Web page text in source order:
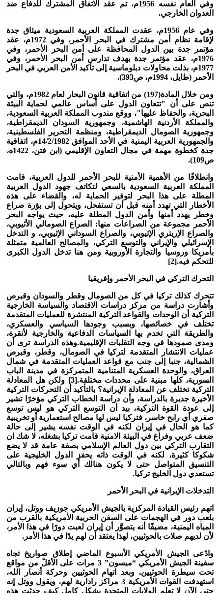
وفي
العام نفسه 1956م، تم عقد الاتفاق المشترك للدفاع ضد
العدوان الخارجي.
وفي عام 1956م، عقدت المملكة العربية السعودية ميثاق جدة
لإقامة نظام أمن مشترك في
البحر الأحمر
، وفي 1972م، عقد
مؤتمر جدة بين الدول المحافظة على أمن البحر الأحمر، وفي
1976م، عقد مؤتمر جدة بهدف تدارس أمن البحر الأحمر، وفي
1977م، بذلت محاولات دبلوماسية إلى تأكيد الأمن العربي في البحر
الأحمر (طايل، 1994م، ص393).
ومن خلال المادة(197) من اتفاقية قانون البحار لعام 1982م، والتي
تنص على أن "تتعاون الدول على أساس عالمي لحماية البيئة
البحرية، والحفاظ عليها"، ووقع مندوب المملكة العربية السعودية،
والمملكة الأردنية الهاشمية، وجمهورية السودان الديمقراطية،
وجمهورية الصومال الديمقراطية، ومنظمة التحرير الفلسطينية،
والجمهورية العربية اليمنية في الأحد الموافق 14/2/1982م، اتفاقية
جدة كخطوة مهمة في مجال التعاون الإقليمي (ابن فتن، 1422ه،
ص109).
وانطلاقًا من الأهمية الأمنية للبحر الأحمر للدول العربية، قامت
المملكة العربية السعودية بالسعي لتكاتف جهود الدول العربية
المطلة على هذا البحر لتوفير الحماية له، والقضاء على هذه
الأخطار التي تهدد أمنه قبل أن تستفحل، ويتحول إلى بؤرة صراع
وخطر يهدد أمنها وأمن الدول المطلة عليه، حيث يواجه البحر
الأحمر مجموعة من الصراعات منها: الصراع الصومالي الأثيوبي،
والصراع الإريتري الإثيوبي، والصراع السوداني الإثيوبي، و التدخل
الإسرائيلي والإيراني والتوسع التركي، والمصالح العالمية متمثلة
بأمريكا وروسيا والتجارة الأوروبية ومن هنا تدخل الدول الكبرى
للتحكم فيه.[2]
التحرك التركي في البحر الأحمر وإفريقيا
تتحرك كذلك تركيا في كل من الصومال وقطر والسودان وقبرص
وأشارت دراسة من مركز دراسات الاقتصاد والسياسة الخارجية
التركية أن الوحدات والقواعد التركية المنتشرة للعمليات المتقدمة
تختلف في خصائصها، وبسبب وجودها السياسي والعسكري،
والطريقة التي تخدم بها السياسات الدفاعية والخارجية لأنقرة،
ومدى صمودها في وجه التقلبات الإقليمية.وهذه الدراسة ترى أن
عمليات الانتشار المتقدمة لتركيا في الصومال، وقطر، وقبرص
الشمالية، جنبا إلى جنب مع قواعد العمليات المتقدمة في شمال
العراق، والوحدة العسكرية المتنامية المتمركزة في مدينة الباب
السورية، كلها مبنية على محددات مختلفة.[3]
ولكن هل المعادلة
التركية تختلف عن المعادلة الإيرانية؟ بالتأكيد أن التحركات التركية
الأخيرة جديرة بالدراسة، وأن دراسة الخطاب التركي مؤخرًا تشير
إلى عودة القوة التركية، بيد أن التوسع التركي هو ليس توسع
صفري أي رابح خاسر، فتركيا ليس لها مصالح استعمارية أو تخريبية
كما هو الحال في إيران لكنه في الوقت نفسه يشير إلى حالة
ضعف عربي وفراغ في البيئة الامنية قامت تركيا بشغله، لا شك ان
التقارب التركي بين دول العالم الإسلامي بصفة عامة قد لا يضع
شكوكا كثيرة، لكنه في الوقت ذاته يحفز الدول الخليجية على
التنسيق المتواصل حتى لا يكون هنالك أي سوء فهم وبالتالي
تستعدي دول الخليج تركيا.
التدخلات الإيرانية في البحر الأحمر
اتهم رئيس القيادة المركزية بالجيش الأمريكي جوزيف ووتل، إيران
بلعب دور في الهجمات على السفن الحربية الأمريكية بالقرب من
المياه اليمنية، مضيفًا أنه يتصوَّر أن إيران لعبت دورًا في هذا الأمر،
لأن لديهم صلات بالحوثيين، لهذا يعتقد أن لهم يدًا في هذا الأمر .
وادّعى الجيش الأمريكي الأسبوع الماضي إطلاق صواريخ تجاه
سفينة الجيش الأمريكي “ميسون” 3 مرات على الأقلّ من مواقع
تحت سيطرة الحوثيين، وبعد اتهام الحوثيين وحركة أنصار الله،
استهدفت القوات الأمريكية 3 مراكز رادارية لهم، ويقول ووتل إنه
حتى الآن لا تعلم الولايات المتحدة بشكل كامل كيف حدثت هذه